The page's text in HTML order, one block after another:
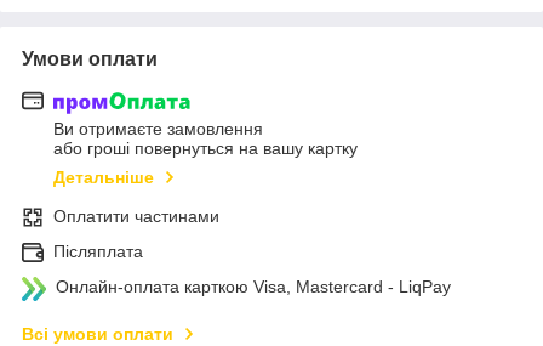
Умови оплати
Ви отримаєте замовлення
або гроші повернуться на вашу картку
Детальніше
Оплатити частинами
Післяплата
Онлайн-оплата карткою Visa, Mastercard - LiqPay
Всі умови оплати